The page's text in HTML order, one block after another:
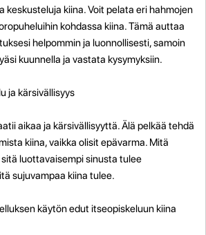
keskusteluja kiina. Voit pelata eri hahmojen
kohdassa kiina. Tämä auttaa
helpommin ja luonnollisesti, samoin
kuunnella ja vastata kysymyksiin.
ja kärsivällisyys
aikaa ja kärsivällisyyttä. Älä pelkää tehdä
kiina, vaikka olisit epävarma. Mitä
luottavaisempi sinusta tulee
sujuvampaa kiina tulee.
käytön edut itseopiskeluun kiina